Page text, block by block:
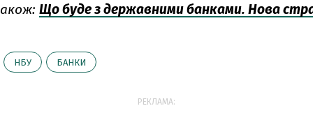
Що буде з державними банками. Нова
НБУ БАНКИ
РЕКЛАМА: